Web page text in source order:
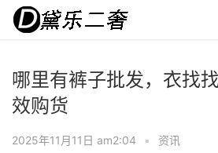
哪里有裤子批发，衣找
效购货
2025年11月11日 am2:04 • 资讯